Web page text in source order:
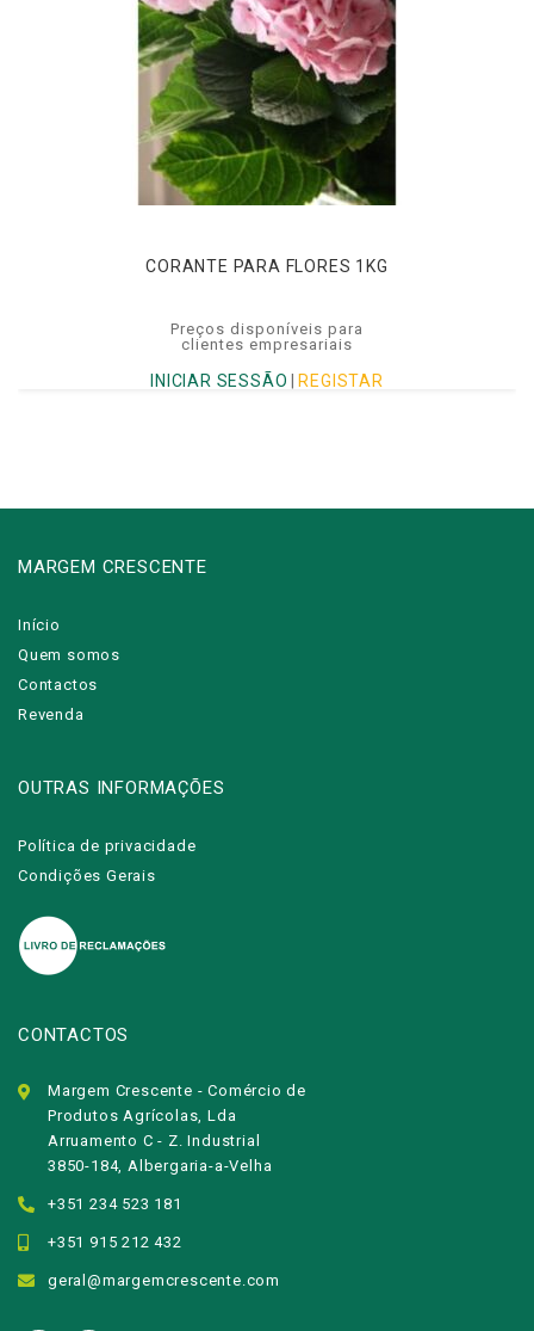
CORANTE PARA FLORES 1KG
Preços disponíveis para
clientes empresariais
INICIAR SESSÃO REGISTAR
MARGEM CRESCENTE
Início
Quem somos
Contactos
Revenda
OUTRAS INFORMAÇÕES
Política de privacidade
Condições Gerais
CONTACTOS
Margem Crescente - Comércio de
Produtos Agrícolas, Lda
Arruamento C - Z. Industrial
3850-184, Albergaria-a-Velha
+351 234 523 181
+351 915 212 432
geral@margemcrescente.com